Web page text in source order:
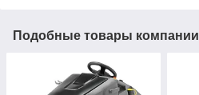
Подобные товары компании